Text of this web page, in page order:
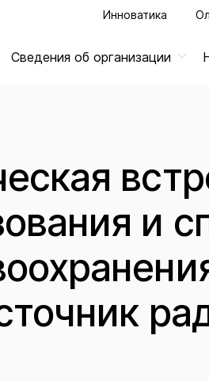
Инноватика
Сведения об организации
и